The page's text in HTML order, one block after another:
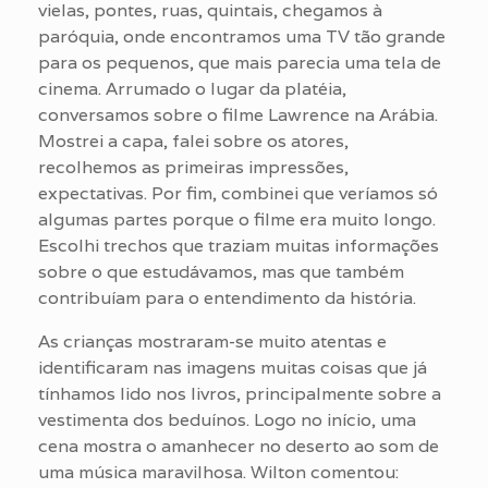
vielas, pontes, ruas, quintais, chegamos à
paróquia, onde encontramos uma TV tão grande
para os pequenos, que mais parecia uma tela de
cinema. Arrumado o lugar da platéia,
conversamos sobre o filme Lawrence na Arábia.
Mostrei a capa, falei sobre os atores,
recolhemos as primeiras impressões,
expectativas. Por fim, combinei que veríamos só
algumas partes porque o filme era muito longo.
Escolhi trechos que traziam muitas informações
sobre o que estudávamos, mas que também
contribuíam para o entendimento da história.
As crianças mostraram-se muito atentas e
identificaram nas imagens muitas coisas que já
tínhamos lido nos livros, principalmente sobre a
vestimenta dos beduínos. Logo no início, uma
cena mostra o amanhecer no deserto ao som de
uma música maravilhosa. Wilton comentou: